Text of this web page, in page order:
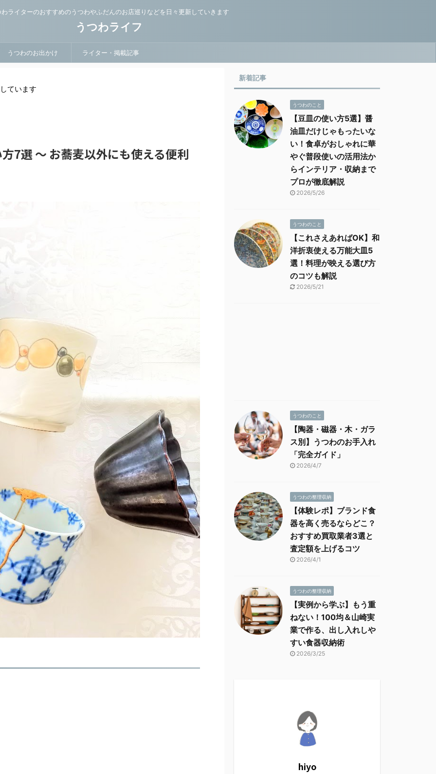
わライターのおすすめのうつわやふだんのお店巡りなどを日々更新していきます
うつわライフ
うつわのお出かけ ライター・掲載記事
ています
7選 ～ お蕎麦以外にも使える便利
新着記事
うつわのこと
【豆皿の使い方5選】醤
油皿だけじゃもったいな
い！食卓がおしゃれに華
やぐ普段使いの活用法か
らインテリア・収納まで
プロが徹底解説
2026/5/26
うつわのこと
【これさえあればOK】和
洋折衷使える万能大皿5
選！料理が映える選び方
のコツも解説
2026/5/21
うつわのこと
【陶器・磁器・木・ガラ
ス別】うつわのお手入れ
「完全ガイド」
2026/4/7
うつわの整理収納
【体験レポ】ブランド食
器を高く売るならどこ？
おすすめ買取業者3選と
査定額を上げるコツ
2026/4/1
うつわの整理収納
【実例から学ぶ】もう重
ねない！100均＆山崎実
業で作る、出し入れしや
すい食器収納術
2026/3/25
hiyo